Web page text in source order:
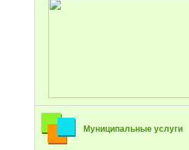
Муниципальные услуги